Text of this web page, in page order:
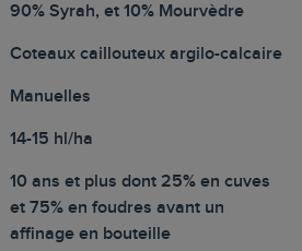
90% Syrah, et 10% Mourvèdre
Coteaux caillouteux argilo-calcaire
Manuelles
14-15 hl/ha
10 ans et plus dont 25% en cuves
et 75% en foudres avant un
affinage en bouteille